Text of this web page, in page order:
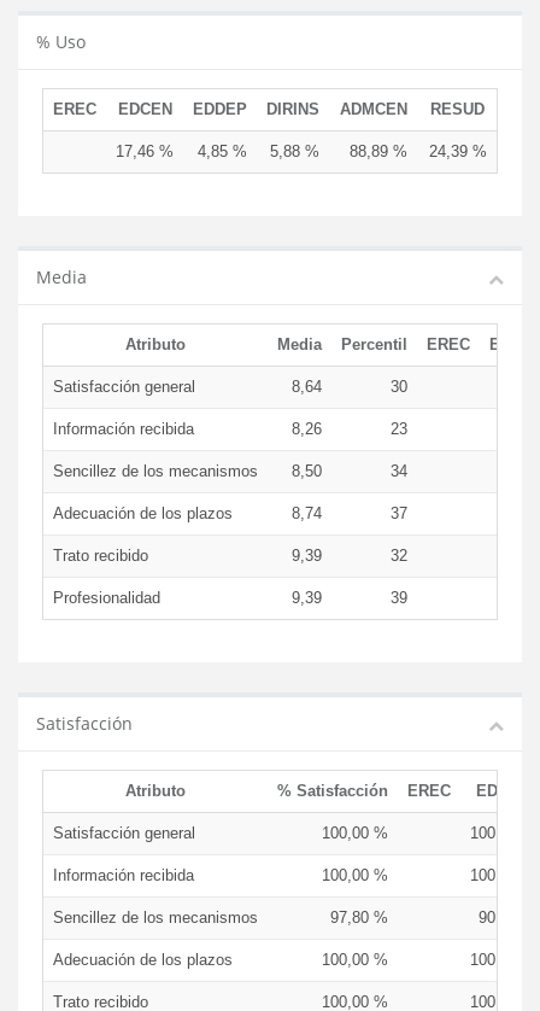
% Uso
EREC EDCEN EDDEP DIRINS ADMCEN RESUD
17,46 % 4,85 % 5,88 % 88,89 % 24,39 %
Media
Atributo Media Percentil EREC
Satisfacción general 8,64 30
Información recibida 8,26 23
Sencillez de los mecanismos 8,50 34
Adecuación de los plazos 8,74 37
Trato recibido 9,39 32
Profesionalidad 9,39 39
Satisfacción
Atributo % Satisfacción EREC EDCEN
Satisfacción general 100,00 % 100,00 %
Información recibida 100,00 % 100,00 %
Sencillez de los mecanismos 97,80 % 90,91 %
Adecuación de los plazos 100,00 % 100,00 %
Trato recibido 100,00 % 100,00 %